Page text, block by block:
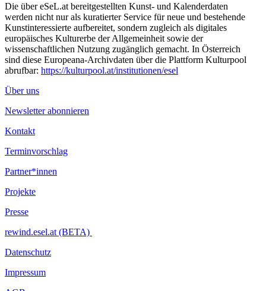
Die über eSeL.at bereitgestellten Kunst- und Kalenderdaten
werden nicht nur als kuratierter Service für neue und bestehende
Kunstinteressierte aufbereitet, sondern zugleich als digitales
europäisches Kulturerbe der Allgemeinheit sowie der
wissenschaftlichen Nutzung zugänglich gemacht. In Österreich
sind diese Europeana-Archivdaten über die Plattform Kulturpool
abrufbar: https://kulturpool.at/institutionen/esel
Über uns
Newsletter abonnieren
Kontakt
Terminvorschlag
Partner*innen
Projekte
Presse
rewind.esel.at (BETA)
Datenschutz
Impressum